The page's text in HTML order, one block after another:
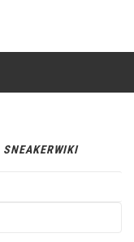
SNEAKERWIKI